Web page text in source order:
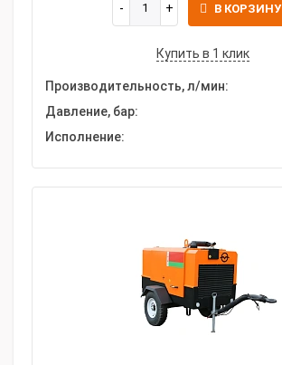
В КОРЗИНУ
Купить в 1 клик
Производительность, л/мин:
Давление, бар:
Исполнение: